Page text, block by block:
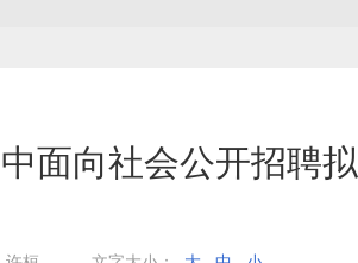
面向社会公开招聘拟